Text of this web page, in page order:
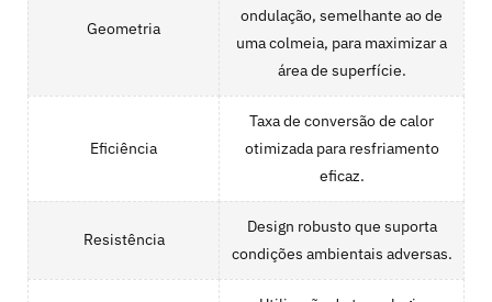
Geometria
ondulação, semelhante ao de
uma colmeia, para maximizar a
área de superfície.
Eficiência
Taxa de conversão de calor
otimizada para resfriamento
eficaz.
Resistência
Design robusto que suporta
condições ambientais adversas.